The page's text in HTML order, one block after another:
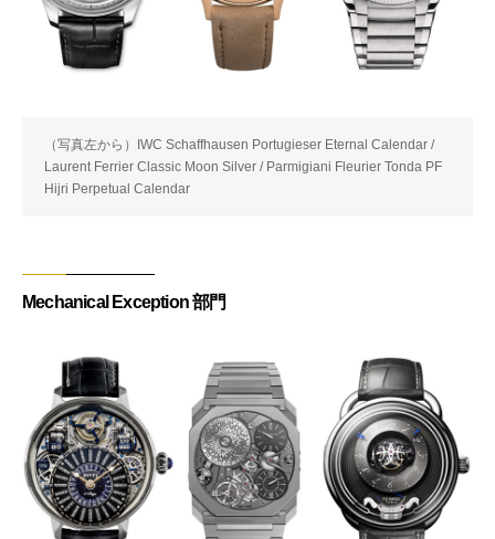
（写真左から）IWC Schaffhausen Portugieser Eternal Calendar /
Laurent Ferrier Classic Moon Silver / Parmigiani Fleurier Tonda PF
Hijri Perpetual Calendar
Mechanical Exception 部門